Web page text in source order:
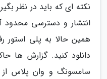
نکته ای که باید در نظر
انتشار و دسترسی محدود
همین حالا به پلی استور
دانلود کنید. گزارش
سامسونگ و وان پلاس از